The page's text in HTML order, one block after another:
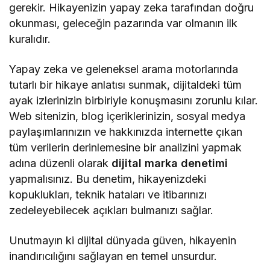
gerekir. Hikayenizin yapay zeka tarafından doğru
okunması, geleceğin pazarında var olmanın ilk
kuralıdır.
Yapay zeka ve geleneksel arama motorlarında
tutarlı bir hikaye anlatısı sunmak, dijitaldeki tüm
ayak izlerinizin birbiriyle konuşmasını zorunlu kılar.
Web sitenizin, blog içeriklerinizin, sosyal medya
paylaşımlarınızın ve hakkınızda internette çıkan
tüm verilerin derinlemesine bir analizini yapmak
adına düzenli olarak dijital marka denetimi
yapmalısınız. Bu denetim, hikayenizdeki
kopuklukları, teknik hataları ve itibarınızı
zedeleyebilecek açıkları bulmanızı sağlar.
Unutmayın ki dijital dünyada güven, hikayenin
inandırıcılığını sağlayan en temel unsurdur.